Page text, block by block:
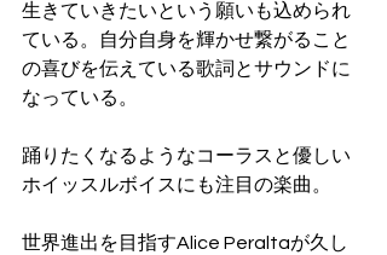
生きていきたいという願いも込められ
ている。自分自身を輝かせ繋がること
の喜びを伝えている歌詞とサウンドに
なっている。
踊りたくなるようなコーラスと優しい
ホイッスルボイスにも注目の楽曲。
世界進出を目指すAlice Peraltaが久し